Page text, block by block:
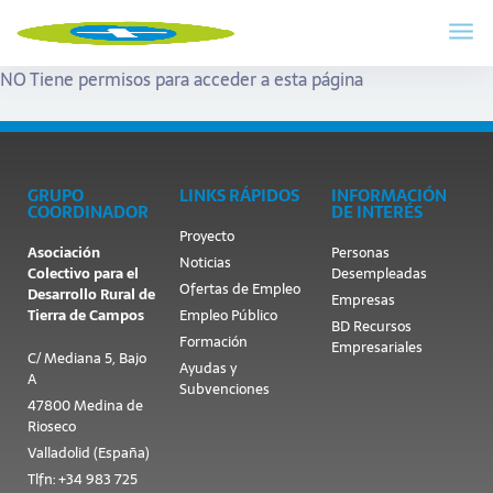
NO Tiene permisos para acceder a esta página
GRUPO
COORDINADOR
Asociación
Colectivo para el
Desarrollo Rural de
Tierra de Campos
C/ Mediana 5, Bajo
A
47800 Medina de
Rioseco
Valladolid (España)
Tlfn: +34 983 725
LINKS RÁPIDOS
Proyecto
Noticias
Ofertas de Empleo
Empleo Público
Formación
Ayudas y
Subvenciones
INFORMACIÓN
DE INTERÉS
Personas
Desempleadas
Empresas
BD Recursos
Empresariales